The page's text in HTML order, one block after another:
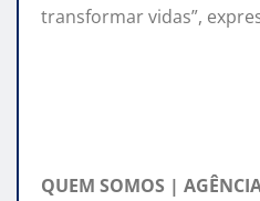
transformar vidas”,
QUEM SOMOS |